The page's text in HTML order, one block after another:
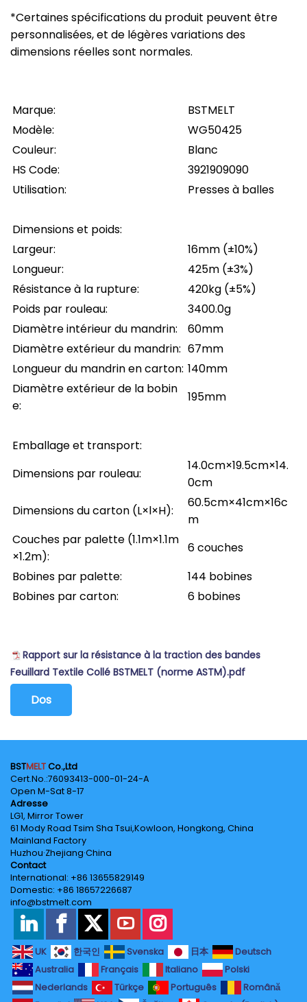
*Certaines spécifications du produit peuvent être
personnalisées, et de légères variations des
dimensions réelles sont normales.
Marque:
BSTMELT
Modèle:
WG50425
Couleur:
Blanc
HS Code:
3921909090
Utilisation:
Presses à balles
Dimensions et poids:
Largeur:
16mm (±10%)
Longueur:
425m (±3%)
Résistance à la rupture:
420kg (±5%)
Poids par rouleau:
3400.0g
Diamètre intérieur du mandrin:
60mm
Diamètre extérieur du mandrin: 67mm
Longueur du mandrin en carton: 140mm
Diamètre extérieur de la bobin
e:
195mm
Emballage et transport:
Dimensions par rouleau:
14.0cm×19.5cm×14.
0cm
Dimensions du carton (L×l×H):
60.5cm×41cm×16c
m
Couches par palette (1.1m×1.1m
×1.2m):
6 couches
Bobines par palette:
144 bobines
Bobines par carton:
6 bobines
Rapport sur la résistance à la traction des bandes
Feuillard Textile Collé BSTMELT (norme ASTM).pdf
Dos
BSTMELTCo.,Ltd
Cert.No.‌:76093413-000-01-24-A
Open M-Sat 8-17
Adresse
LG1, Mirror Tower
61 Mody Road Tsim Sha Tsui,Kowloon, Hongkong, China
Mainland Factory
Huzhou·Zhejiang·China
Contact
International: +86 13655829149
Domestic: +86 18657226687
info@bstmelt.com
UK 한국인 Svenska 日本
Deutsch
Australia
Français Italiano
Polski
Nederlands
Türkçe Português
Română